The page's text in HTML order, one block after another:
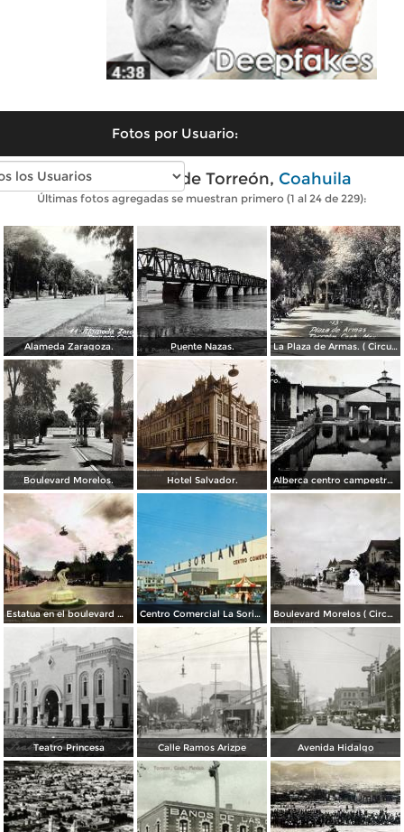
Fotos por Usuario:
Fotos antiguas de Torreón, Coahuila
Últimas fotos agregadas se muestran primero (1 al 24 de 229):
Alameda Zaragoza. Puente Nazas. La Plaza de Armas. ( Circulada el 20 de Abril de 1944 ).
Boulevard Morelos. Hotel Salvador. Alberca centro campestre lagunero.
Estatua en el boulevard Morelos. ( Circulada el 19 de Noviembre de 1936 ). Centro Comercial La Soriana, el primero de esta cadena bajo la modalidad de plaza comercial (circa 1968) Boulevard Morelos ( Circulada el 21 de Enero de 1930 ).
Teatro Princesa Calle Ramos Arizpe Avenida Hidalgo